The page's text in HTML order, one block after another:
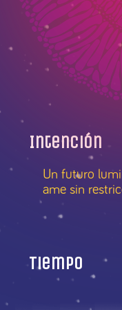
Intención
Un futuro
ame sin
Tiempo